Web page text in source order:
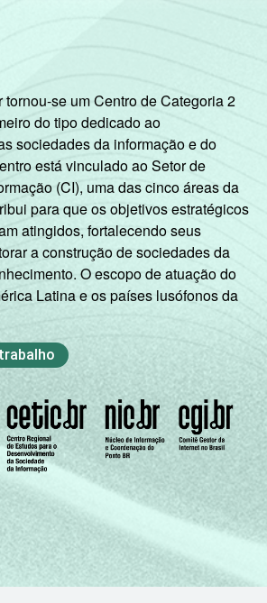
tornou-se um Centro de Categoria 2
do tipo dedicado ao
sociedades da informação e do
está vinculado ao Setor de
(CI), uma das cinco áreas da
para que os objetivos estratégicos
atingidos, fortalecendo seus
a construção de sociedades da
O escopo de atuação do
Latina e os países lusófonos da